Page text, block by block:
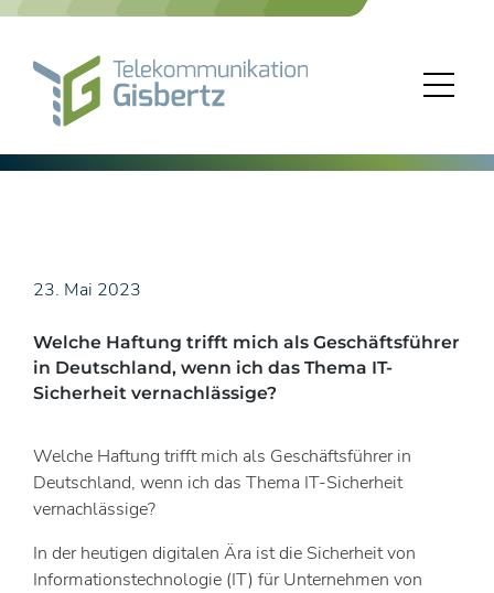
Skip
23. Mai 2023
Welche Haftung trifft mich als Geschäftsführer
in Deutschland, wenn ich das Thema IT-
Sicherheit vernachlässige?
Welche Haftung trifft mich als Geschäftsführer in
Deutschland, wenn ich das Thema IT-Sicherheit
vernachlässige?
In der heutigen digitalen Ära ist die Sicherheit von
Informationstechnologie (IT) für Unternehmen von